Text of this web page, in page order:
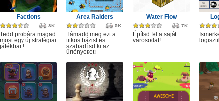
Factions
3K
Tedd próbára magad
most egy új stratégiai
játékban!
Area Raiders
5K
Támadd meg ezt a
titkos bázist és
szabadítsd ki az
űrlényeket!
Water Flow
7K
Építsd fel a saját
városodat!